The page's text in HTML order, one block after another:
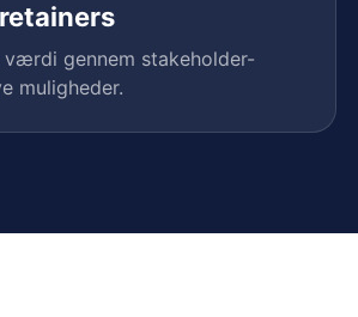
værdi gennem stakeholder-
muligheder.